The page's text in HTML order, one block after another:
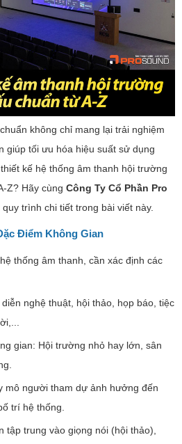
không chỉ mang lại trải nghiệm
giúp tối ưu hóa hiệu suất sử dụng
kế hệ thống âm thanh hội trường
Z? Hãy cùng Công Ty Cổ Phần Pro
quy trình chi tiết trong bài viết này.
Điểm Không Gian
thống âm thanh, cần xác định các
nghệ thuật, hội thảo, họp báo, tiệc
gian: Hội trường nhỏ hay lớn, sân
mô người tham dự ảnh hưởng đến
trí hệ thống.
tập trung vào giọng nói (hội thảo),